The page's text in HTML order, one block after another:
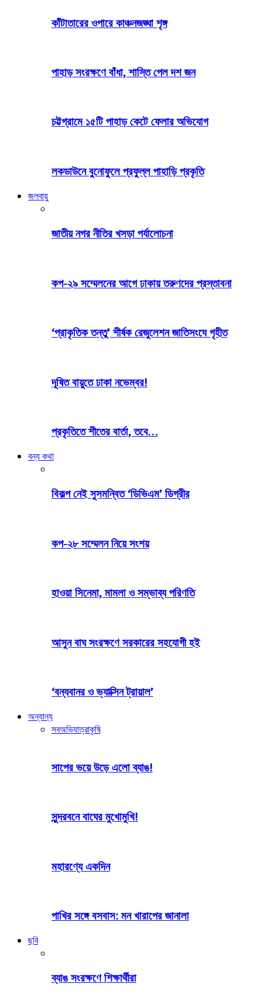
কাঁটাতারের ওপারে কাঞ্চনজঙ্ঘা শৃঙ্গ
পাহাড় সংরক্ষণে বাঁধা, শাস্তি পেল দশ জন
চট্টগ্রামে ১৫টি পাহাড় কেটে ফেলার অভিযোগ
লকডাউনে বুনোফুলে প্রফুল্ল পাহাড়ি প্রকৃতি
জলবায়ু
জাতীয় নগর নীতির খসড়া পর্যালোচনা
কপ-২৯ সম্মেলনের আগে ঢাকায় তরুণদের প্রস্তাবনা
‘প্রাকৃতিক তন্তু’ শীর্ষক রেজুলেশন জাতিসংঘে গৃহীত
দূষিত বায়ুতে ঢাকা নভেম্বর!
প্রকৃতিতে শীতের বার্তা, তবে…
বন্য কথা
বিকল্প নেই সুসমন্বিত ‘ডিভিএম’ ডিগ্রীর
কপ-২৮ সম্মেলন নিয়ে সংশয়
হাওয়া সিনেমা, মামলা ও সম্ভাব্য পরিণতি
আসুন বাঘ সংরক্ষণে সরকারের সহযোগী হই
‘বন্যবানর ও ভ্যাক্সিন ট্রায়াল’
অন্যান্য
সবঅভিযাত্রাকৃষি
সাপের ভয়ে উড়ে এলো ব্যাঙ!
সুন্দরবনে বাঘের মুখোমুখি!
মহারণ্যে একদিন
পাখির সঙ্গে বসবাস: মন খারাপের জানালা
ছবি
ব্যাঙ সংরক্ষণে শিক্ষার্থীরা